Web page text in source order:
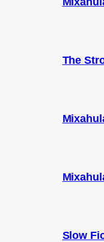
The
Slow